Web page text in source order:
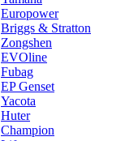
Europower
Briggs & Stratton
Zongshen
EVOline
Fubag
EP Genset
Yacota
Huter
Champion